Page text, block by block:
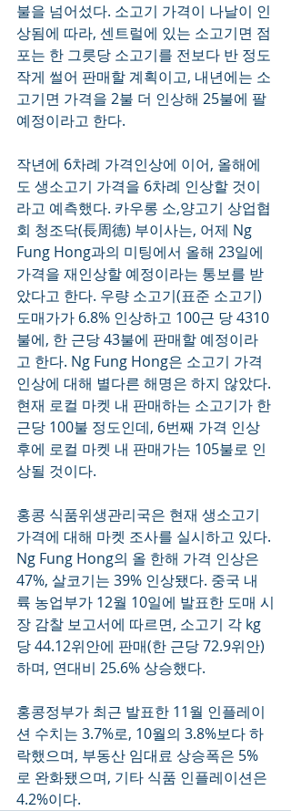
불을 넘어섰다. 소고기 가격이 나날이 인
상됨에 따라, 센트럴에 있는 소고기면 점
포는 한 그릇당 소고기를 전보다 반 정도
작게 썰어 판매할 계획이고, 내년에는 소
고기면 가격을 2불 더 인상해 25불에 팔
예정이라고 한다.
작년에 6차례 가격인상에 이어, 올해에
도 생소고기 가격을 6차례 인상할 것이
라고 예측했다. 카우롱 소,양고기 상업협
회 청조닥(長周德) 부이사는, 어제 Ng
Fung Hong과의 미팅에서 올해 23일에
가격을 재인상할 예정이라는 통보를 받
았다고 한다. 우량 소고기(표준 소고기)
도매가가 6.8% 인상하고 100근 당 4310
불에, 한 근당 43불에 판매할 예정이라
고 한다. Ng Fung Hong은 소고기 가격
인상에 대해 별다른 해명은 하지 않았다.
현재 로컬 마켓 내 판매하는 소고기가 한
근당 100불 정도인데, 6번째 가격 인상
후에 로컬 마켓 내 판매가는 105불로 인
상될 것이다.
홍콩 식품위생관리국은 현재 생소고기
가격에 대해 마켓 조사를 실시하고 있다.
Ng Fung Hong의 올 한해 가격 인상은
47%, 살코기는 39% 인상됐다. 중국 내
륙 농업부가 12월 10일에 발표한 도매 시
장 감찰 보고서에 따르면, 소고기 각 kg
당 44.12위안에 판매(한 근당 72.9위안)
하며, 연대비 25.6% 상승했다.
홍콩정부가 최근 발표한 11월 인플레이
션 수치는 3.7%로, 10월의 3.8%보다 하
락했으며, 부동산 임대료 상승폭은 5%
로 완화됐으며, 기타 식품 인플레이션은
4.2%이다.